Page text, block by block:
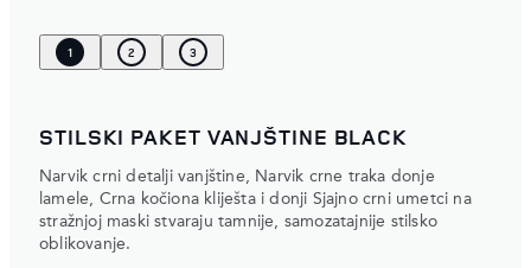
1 2 3
STILSKI PAKET VANJŠTINE BLACK
Narvik crni detalji vanjštine, Narvik crne traka donje
lamele, Crna kočiona kliješta i donji Sjajno crni umetci na
stražnjoj maski stvaraju tamnije, samozatajnije stilsko
oblikovanje.